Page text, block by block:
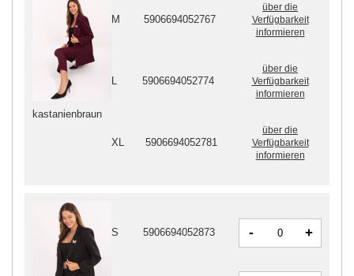
S 5906694052873 - +
kastanienbraun
M 5906694052767
über die
Verfügbarkeit
informieren
5906694052774
über die
Verfügbarkeit
informieren
XL 5906694052781
über die
Verfügbarkeit
informieren